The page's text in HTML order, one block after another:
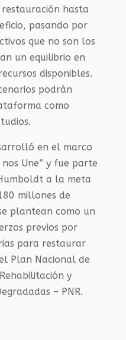
hasta
pasando por
que no son los
un equilibrio en
disponibles.
podrán
como
en el marco
Une” y fue parte
a la meta
millones de
plantean como un
previos por
para restaurar
Plan Nacional de
y
– PNR.